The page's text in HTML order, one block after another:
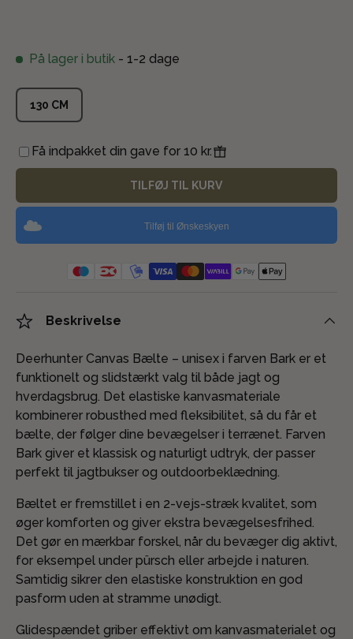
På lager i butik - 1-2 dage
130 CM
Få indpakket din gave for 10 kr.
TILFØJ TIL KURV
Tilføj til Ønskeskyen
Beskrivelse
Deerhunter Canvas Bælte – unisex i farven Bark er et
funktionelt og slidstærkt valg til både jagt og
hverdagsbrug. Det elastiske kanvasmateriale
kombinerer robusthed med fleksibilitet, så du får et
bælte, der følger dine bevægelser i terrænet. Farven
Bark giver et klassisk og naturligt udtryk, der passer
perfekt til jagtbukser og outdoorbeklædning.
Bæltet er fremstillet i en 2-vejs-stræk kvalitet, som
øger komforten og giver ekstra bevægelsesfrihed.
Det gør en mærkbar forskel, når du bevæger dig aktivt,
for eksempel under pürsch eller arbejde i naturen.
Samtidig sikrer den elastiske konstruktion en god
pasform uden at stramme unødigt.
Glidespændet griber effektivt om kanvasmaterialet og